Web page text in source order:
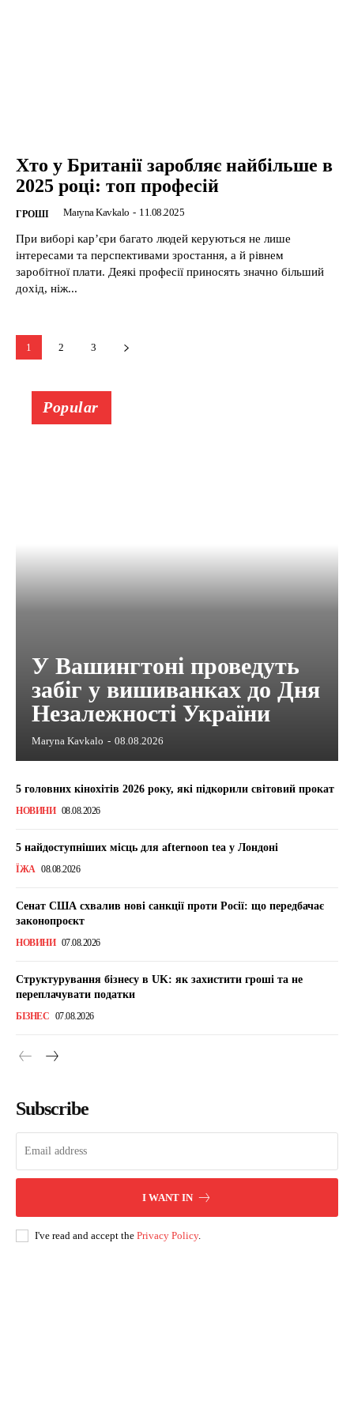
Хто у Британії заробляє найбільше в
2025 році: топ професій
ГРОШІ Maryna Kavkalo - 11.08.2025
При виборі кар’єри багато людей керуються не лише
інтересами та перспективами зростання, а й рівнем
заробітної плати. Деякі професії приносять значно більший
дохід, ніж...
1 2 3
Popular
У Вашингтоні проведуть
забіг у вишиванках до Дня
Незалежності України
Maryna Kavkalo - 08.08.2026
5 головних кінохітів 2026 року, які підкорили світовий прокат
НОВИНИ 08.08.2026
5 найдоступніших місць для afternoon tea у Лондоні
ЇЖА 08.08.2026
Сенат США схвалив нові санкції проти Росії: що передбачає
законопроєкт
НОВИНИ 07.08.2026
Структурування бізнесу в UK: як захистити гроші та не
переплачувати податки
БІЗНЕС 07.08.2026
Subscribe
I WANT IN
I've read and accept the Privacy Policy.